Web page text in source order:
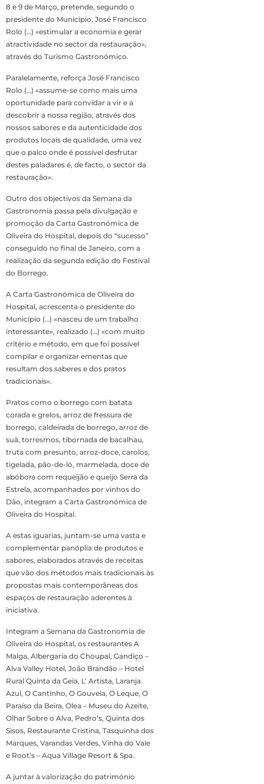
8 e 9 de Março, pretende, segundo o
presidente do Município, José Francisco
Rolo (…) «estimular a economia e gerar
atractividade no sector da restauração»,
através do Turismo Gastronómico.
Paralelamente, reforça José Francisco
Rolo (…) «assume-se como mais uma
oportunidade para convidar a vir e a
descobrir a nossa região, através dos
nossos sabores e da autenticidade dos
produtos locais de qualidade, uma vez
que o palco onde é possível desfrutar
destes paladares é, de facto, o sector da
restauração».
Outro dos objectivos da Semana da
Gastronomia passa pela divulgação e
promoção da Carta Gastronómica de
Oliveira do Hospital, depois do “sucesso”
conseguido no final de Janeiro, com a
realização da segunda edição do Festival
do Borrego.
A Carta Gastronómica de Oliveira do
Hospital, acrescenta o presidente do
Município (…) «nasceu de um trabalho
interessante», realizado (…) «com muito
critério e método, em que foi possível
compilar e organizar ementas que
resultam dos saberes e dos pratos
tradicionais».
Pratos como o borrego com batata
corada e grelos, arroz de fressura de
borrego, caldeirada de borrego, arroz de
suã, torresmos, tibornada de bacalhau,
truta com presunto, arroz-doce, carolos,
tigelada, pão-de-ló, marmelada, doce de
abóbora com requeijão e queijo Serra da
Estrela, acompanhados por vinhos do
Dão, integram a Carta Gastronómica de
Oliveira do Hospital.
A estas iguarias, juntam-se uma vasta e
complementar panóplia de produtos e
sabores, elaborados através de receitas
que vão dos métodos mais tradicionais às
propostas mais contemporâneas dos
espaços de restauração aderentes à
iniciativa.
Integram a Semana da Gastronomia de
Oliveira do Hospital, os restaurantes A
Malga, Albergaria do Choupal, Gandiço –
Alva Valley Hotel, João Brandão – Hotel
Rural Quinta da Geia, L’ Artista, Laranja
Azul, O Cantinho, O Gouveia, O Leque, O
Paraíso da Beira, Olea – Museu do Azeite,
Olhar Sobre o Alva, Pedro’s, Quinta dos
Sisos, Restaurante Cristina, Tasquinha dos
Marques, Varandas Verdes, Vinha do Vale
e Root’s – Aqua Village Resort & Spa.
A juntar à valorização do património